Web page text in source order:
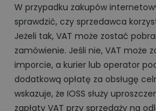
W przypadku zakupów
sprawdzić, czy sprzedawca
Jeżeli tak, VAT może zostać
zamówienie. Jeśli nie, VAT może
imporcie, a kurier lub operator
dodatkową opłatę za obsługę
wskazuje, że IOSS służy
zapłaty VAT przy sprzedaży na